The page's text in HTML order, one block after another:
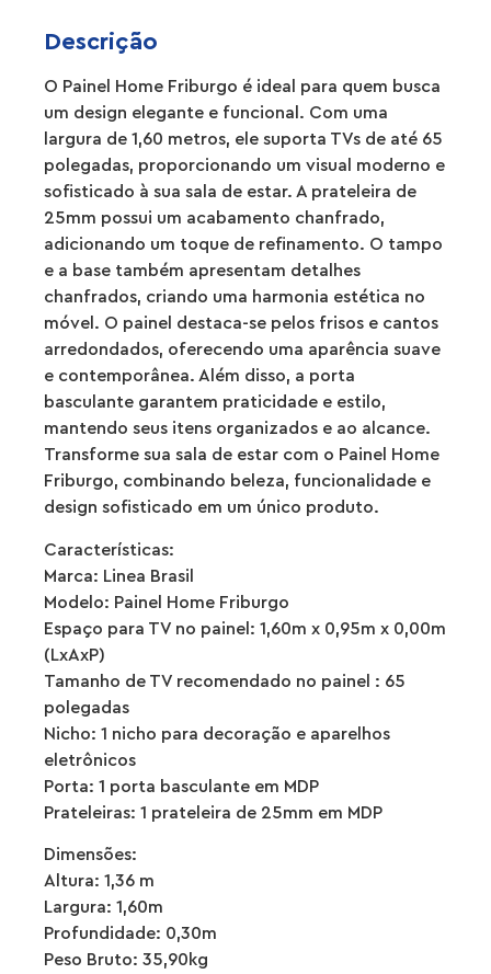
Descrição
O Painel Home Friburgo é ideal para quem busca
um design elegante e funcional. Com uma
largura de 1,60 metros, ele suporta TVs de até 65
polegadas, proporcionando um visual moderno e
sofisticado à sua sala de estar. A prateleira de
25mm possui um acabamento chanfrado,
adicionando um toque de refinamento. O tampo
e a base também apresentam detalhes
chanfrados, criando uma harmonia estética no
móvel. O painel destaca-se pelos frisos e cantos
arredondados, oferecendo uma aparência suave
e contemporânea. Além disso, a porta
basculante garantem praticidade e estilo,
mantendo seus itens organizados e ao alcance.
Transforme sua sala de estar com o Painel Home
Friburgo, combinando beleza, funcionalidade e
design sofisticado em um único produto.
Características:
Marca: Linea Brasil
Modelo: Painel Home Friburgo
Espaço para TV no painel: 1,60m x 0,95m x 0,00m
(LxAxP)
Tamanho de TV recomendado no painel : 65
polegadas
Nicho: 1 nicho para decoração e aparelhos
eletrônicos
Porta: 1 porta basculante em MDP
Prateleiras: 1 prateleira de 25mm em MDP
Dimensões:
Altura: 1,36 m
Largura: 1,60m
Profundidade: 0,30m
Peso Bruto: 35,90kg